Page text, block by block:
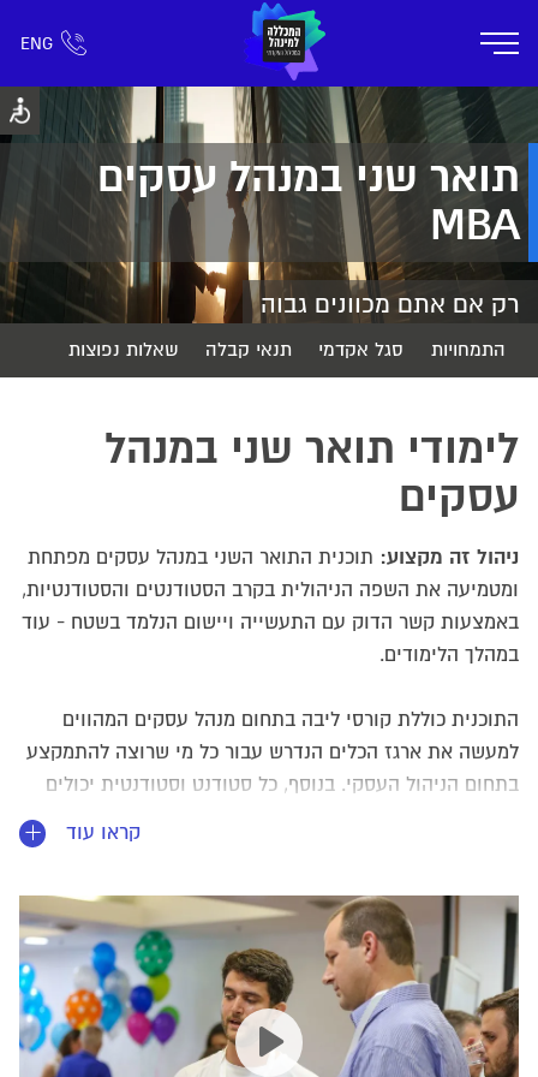
ENG
חפש כל דבר רישום ומידע אזור אישי
אודות תוכניות הלימוד קמפוס דימונה חיי
תואר שני במנהל עסקים
MBA
רק אם אתם מכוונים גבוה
התמחויות סגל אקדמי תנאי קבלה שאלות נפוצות
לימודי תואר שני במנהל
עסקים
ניהול זה מקצוע: תוכנית התואר השני במנהל עסקים מפתחת
ומטמיעה את השפה הניהולית בקרב הסטודנטים והסטודנטיות,
באמצעות קשר הדוק עם התעשייה ויישום הנלמד בשטח - עוד
במהלך הלימודים.
התוכנית כוללת קורסי ליבה בתחום מנהל עסקים המהווים
למעשה את ארגז הכלים הנדרש עבור כל מי שרוצה להתמקצע
בתחום הניהול העסקי. בנוסף, כל סטודנט וסטודנטית יכולים
להמשיך ללימודי דוקטורט ועוד.
התוכנית מוצעת לסטודנטיות וסטודנטים בפורמט של למידה
משולבת, לאורך שלושה סמסטרים, 2 ימי לימודים בשבוע.
הלמידה, המשלבת יום לימודים מקוון ויום לימודים פרונטלי,
קראו עוד